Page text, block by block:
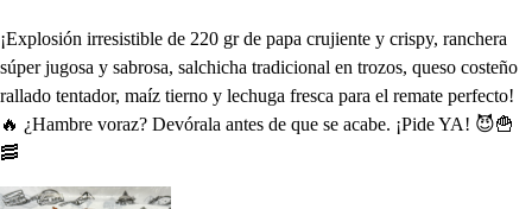
¡Explosión irresistible de 220 gr de papa crujiente y crispy, ranchera
súper jugosa y sabrosa, salchicha tradicional en trozos, queso costeño
rallado tentador, maíz tierno y lechuga fresca para el remate perfecto!
🔥 ¿Hambre voraz? Devórala antes de que se acabe. ¡Pide YA! 😈🍟
🥓